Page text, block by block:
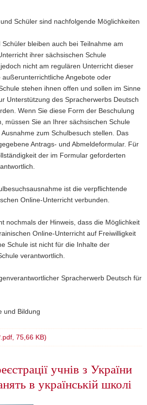
Schüler sind nachfolgende Möglichkeiten
bleiben auch bei Teilnahme am
ihrer sächsischen Schule
nicht am regulären Unterricht dieser
außerunterrichtliche Angebote oder
stehen ihnen offen und sollen im Sinne
Unterstützung des Spracherwerbs Deutsch
Wenn Sie diese Form der Beschulung
müssen Sie an Ihrer sächsischen Schule
zum Schulbesuch stellen. Das
Antrags- und Abmeldeformular. Für
der im Formular geforderten
ist die verpflichtende
Online-Unterricht verbunden.
nochmals der Hinweis, dass die Möglichkeit
Online-Unterricht auf Freiwilligkeit
Schule ist nicht für die Inhalte der
verantwortlich.
Spracherwerb Deutsch für
und Bildung
75,66 KB)
учнів з України
в українській школі